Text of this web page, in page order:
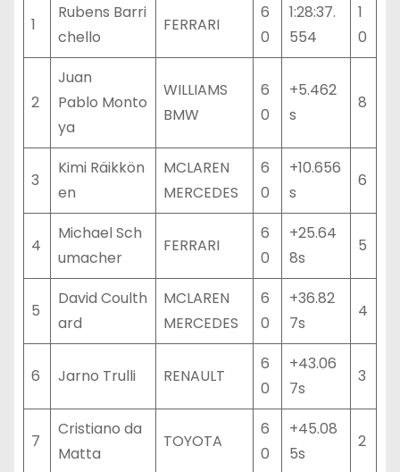
1
Rubens Barri
chello
FERRARI
6
0
1:28:37.
554
1
0
2
Juan
Pablo Monto
ya
WILLIAMS
BMW
6
0
+5.462
s
8
3
Kimi Räikkön
en
MCLAREN
MERCEDES
6
0
+10.656
s
6
4
Michael Sch
umacher
FERRARI
6
0
+25.64
8s
5
5
David Coulth
ard
MCLAREN
MERCEDES
6
0
+36.82
7s
4
6 Jarno Trulli RENAULT
6
0
+43.06
7s
3
7
Cristiano da
Matta
TOYOTA
6
0
+45.08
5s
2